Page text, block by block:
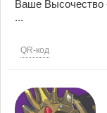
Ваше Высочество
...
QR-код